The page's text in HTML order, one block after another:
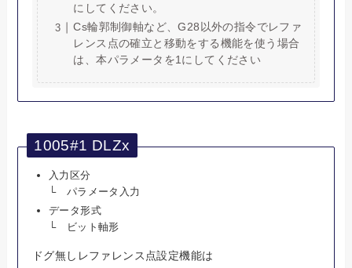
にしてください。
Cs輪郭制御軸など、G28以外の指令でレファ
レンス点の確立と移動をする機能を使う場合
は、本パラメータを1にしてください
1005#1 DLZx
入力区分
└ パラメータ入力
データ形式
└ ビット軸形
ドグ無しレファレンス点設定機能は